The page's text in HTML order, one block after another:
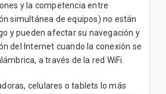
y la competencia entre
simultánea de equipos) no están
y pueden afectar su navegación y
del Internet cuando la conexión se
a través de la red WiFi.
celulares o tablets lo más